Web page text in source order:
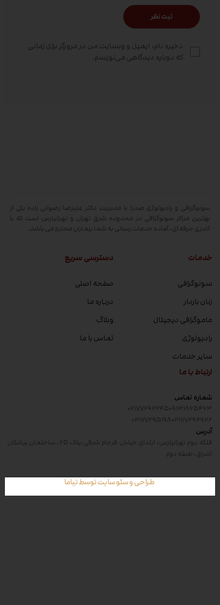
ذخیره نام، ایمیل و وبسایت من در مرورگر برای زمانی
که دوباره دیدگاهی می‌نویسم.
سونوگرافی و رادیولوژی صدرا با مدیریت دکتر علیرضا رضوانی زاده یکی از
بهترین مراکز سونوگرافی در محدوده شرق تهران و تهرانپارس است که با
کادری حرفه ای، آماده خدمات رسانی به شما بیماران محترم می باشد.
خدمات
سونوگرافی
زنان باردار
ماموگرافی دیجیتال
رادیولوژی
سایر خدمات
دسترسی سریع
صفحه اصلی
درباره ما
وبلاگ
تماس با ما
ارتباط با ما
شماره تماس
۰۹۱۳۱۸۶۵۴۶۳۰۲۱۷۷۲۹۲۲۴۵
۰۲۱۷۷۲۹۴۹۲۲۰۲۱۷۷۲۹۵۱۹۸
آدرس
فلکه دوم تهرانپارس، ابتدای خیابان فرجام شرقی،پلاک ۲۵، ساختمان پزشکان
اشراق، طبقه دوم
طراحی و سئو سایت توسط تیاما